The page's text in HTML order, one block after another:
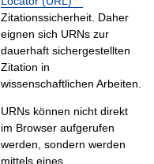
Zitationssicherheit. Daher
eignen sich URNs zur
dauerhaft sichergestellten
Zitation in
wissenschaftlichen Arbeiten.
URNs können nicht direkt
im Browser aufgerufen
werden, sondern werden
mittels eines